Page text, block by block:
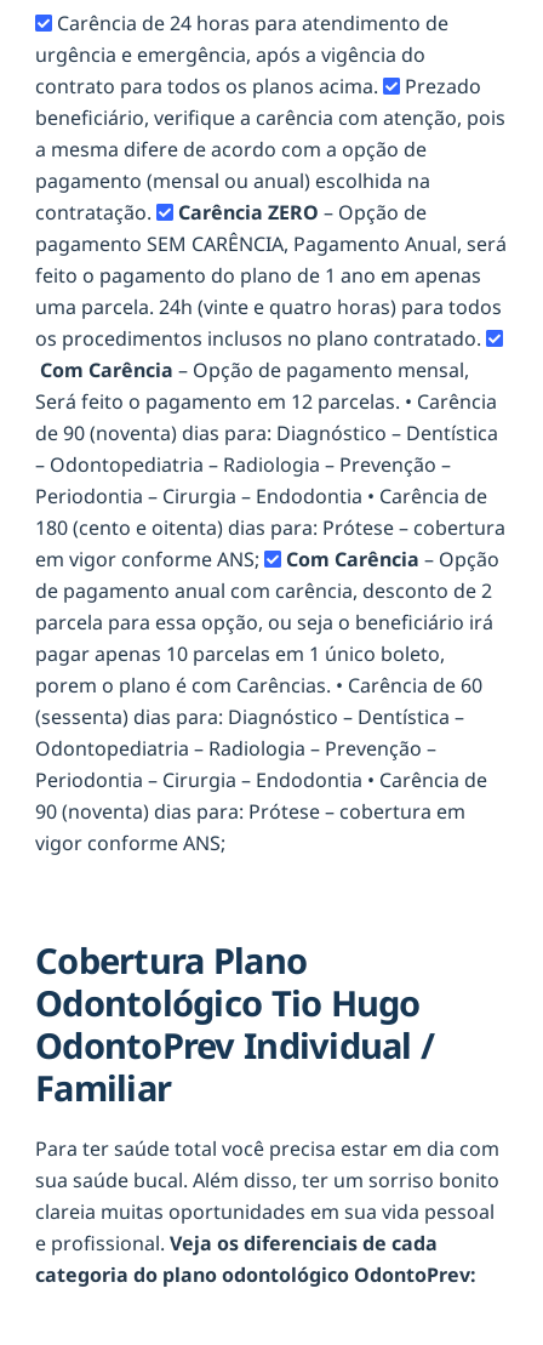
Carência de 24 horas para atendimento de
urgência e emergência, após a vigência do
contrato para todos os planos acima.
Prezado
beneficiário, verifique a carência com atenção, pois
a mesma difere de acordo com a opção de
pagamento (mensal ou anual) escolhida na
contratação.
Carência ZERO – Opção de
pagamento SEM CARÊNCIA, Pagamento Anual, será
feito o pagamento do plano de 1 ano em apenas
uma parcela. 24h (vinte e quatro horas) para todos
os procedimentos inclusos no plano contratado.
Com Carência – Opção de pagamento mensal,
Será feito o pagamento em 12 parcelas. • Carência
de 90 (noventa) dias para: Diagnóstico – Dentística
– Odontopediatria – Radiologia – Prevenção –
Periodontia – Cirurgia – Endodontia • Carência de
180 (cento e oitenta) dias para: Prótese – cobertura
em vigor conforme ANS;
Com Carência – Opção
de pagamento anual com carência, desconto de 2
parcela para essa opção, ou seja o beneficiário irá
pagar apenas 10 parcelas em 1 único boleto,
porem o plano é com Carências. • Carência de 60
(sessenta) dias para: Diagnóstico – Dentística –
Odontopediatria – Radiologia – Prevenção –
Periodontia – Cirurgia – Endodontia • Carência de
90 (noventa) dias para: Prótese – cobertura em
vigor conforme ANS;
Cobertura Plano
Odontológico Tio Hugo
OdontoPrev Individual /
Familiar
Para ter saúde total você precisa estar em dia com
sua saúde bucal. Além disso, ter um sorriso bonito
clareia muitas oportunidades em sua vida pessoal
e profissional. Veja os diferenciais de cada
categoria do plano odontológico OdontoPrev: